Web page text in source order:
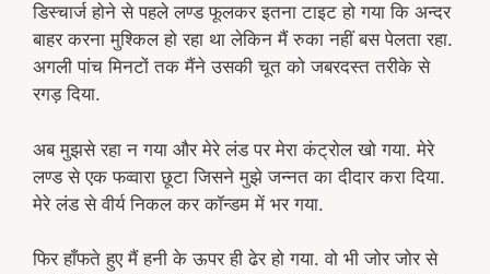
डिस्चार्ज होने से पहले लण्ड फूलकर इतना टाइट हो गया कि अन्दर
बाहर करना मुश्किल हो रहा था लेकिन मैं रुका नहीं बस पेलता रहा.
अगली पांच मिनटों तक मैंने उसकी चूत को जबरदस्त तरीके से
रगड़ दिया.
अब मुझसे रहा न गया और मेरे लंड पर मेरा कंट्रोल खो गया. मेरे
लण्ड से एक फव्वारा छूटा जिसने मुझे जन्नत का दीदार करा दिया.
मेरे लंड से वीर्य निकल कर कॉन्डम में भर गया.
फिर हाँफते हुए मैं हनी के ऊपर ही ढेर हो गया. वो भी जोर जोर से